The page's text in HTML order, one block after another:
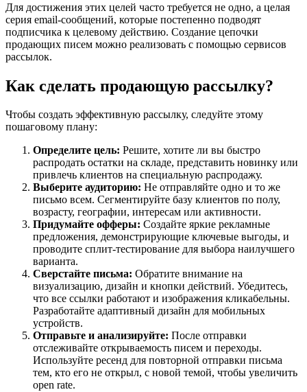
Для достижения этих целей часто требуется не одно, а целая
серия email-сообщений, которые постепенно подводят
подписчика к целевому действию. Создание цепочки
продающих писем можно реализовать с помощью сервисов
рассылок.
Как сделать продающую рассылку?
Чтобы создать эффективную рассылку, следуйте этому
пошаговому плану:
Определите цель: Решите, хотите ли вы быстро
распродать остатки на складе, представить новинку или
привлечь клиентов на специальную распродажу.
Выберите аудиторию: Не отправляйте одно и то же
письмо всем. Сегментируйте базу клиентов по полу,
возрасту, географии, интересам или активности.
Придумайте офферы: Создайте яркие рекламные
предложения, демонстрирующие ключевые выгоды, и
проводите сплит-тестирование для выбора наилучшего
варианта.
Сверстайте письма: Обратите внимание на
визуализацию, дизайн и кнопки действий. Убедитесь,
что все ссылки работают и изображения кликабельны.
Разработайте адаптивный дизайн для мобильных
устройств.
Отправьте и анализируйте: После отправки
отслеживайте открываемость писем и переходы.
Используйте ресенд для повторной отправки письма
тем, кто его не открыл, с новой темой, чтобы увеличить
open rate.